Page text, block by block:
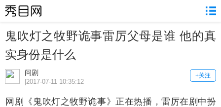
鬼吹灯之牧野诡事雷厉父母是谁 他的真
实身份是什么
问剧 +关注
|2017-07-11 10:35:12
《鬼吹灯之牧野诡事》正在热播，雷厉在剧中扮